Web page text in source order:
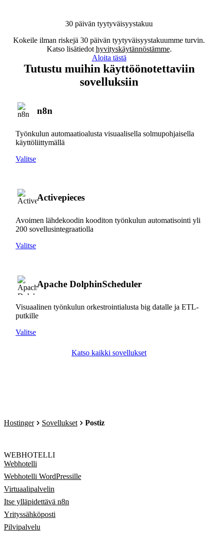
30 päivän tyytyväisyystakuu
Kokeile ilman riskejä 30 päivän tyytyväisyystakuumme turvin.
Katso lisätiedot hyvityskäytännöstämme.
Aloita tästä
Tutustu muihin käyttöönotettaviin
sovelluksiin
n8n
Työnkulun automaatioalusta visuaalisella solmupohjaisella
käyttöliittymällä
Valitse
Activepieces
Avoimen lähdekoodin kooditon työnkulun automatisointi yli
200 sovellusintegraatiolla
Valitse
Apache DolphinScheduler
Visuaalinen työnkulun orkestrointialusta big datalle ja ETL-
putkille
Valitse
Katso kaikki sovellukset
Hostinger Sovellukset Postiz
WEBHOTELLI
Webhotelli
Webhotelli WordPressille
Virtuaalipalvelin
Itse ylläpidettävä n8n
Yrityssähköposti
Pilvipalvelu